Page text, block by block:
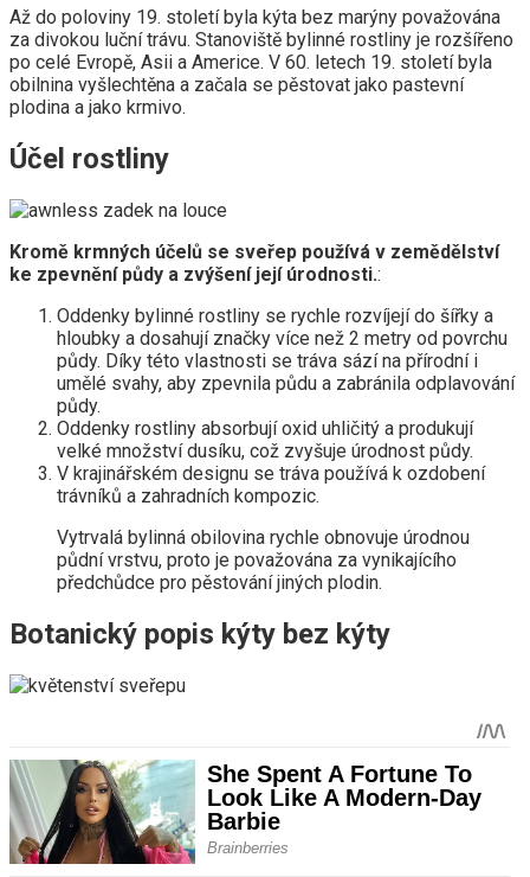
Až do poloviny 19. století byla kýta bez marýny považována
za divokou luční trávu. Stanoviště bylinné rostliny je rozšířeno
po celé Evropě, Asii a Americe. V 60. letech 19. století byla
obilnina vyšlechtěna a začala se pěstovat jako pastevní
plodina a jako krmivo.
Účel rostliny
Kromě krmných účelů se sveřep používá v zemědělství
ke zpevnění půdy a zvýšení její úrodnosti.:
Oddenky bylinné rostliny se rychle rozvíjejí do šířky a
hloubky a dosahují značky více než 2 metry od povrchu
půdy. Díky této vlastnosti se tráva sází na přírodní i
umělé svahy, aby zpevnila půdu a zabránila odplavování
půdy.
Oddenky rostliny absorbují oxid uhličitý a produkují
velké množství dusíku, což zvyšuje úrodnost půdy.
V krajinářském designu se tráva používá k ozdobení
trávníků a zahradních kompozic.
Vytrvalá bylinná obilovina rychle obnovuje úrodnou
půdní vrstvu, proto je považována za vynikajícího
předchůdce pro pěstování jiných plodin.
Botanický popis kýty bez kýty